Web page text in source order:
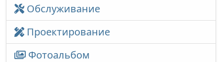
Обслуживание
Проектирование
Фотоальбом